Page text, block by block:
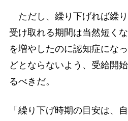
ただし、繰り下げれば繰
受け取れる期間は当然短く
を増やしたのに認知症にな
どとならないよう、受給開
るべきだ。
「繰り下げ時期の目安は、